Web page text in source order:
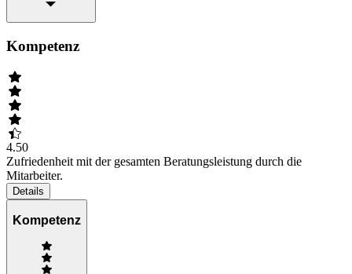
Kompetenz
4.50
Zufriedenheit mit der gesamten Beratungsleistung durch die
Mitarbeiter.
Details
Kompetenz